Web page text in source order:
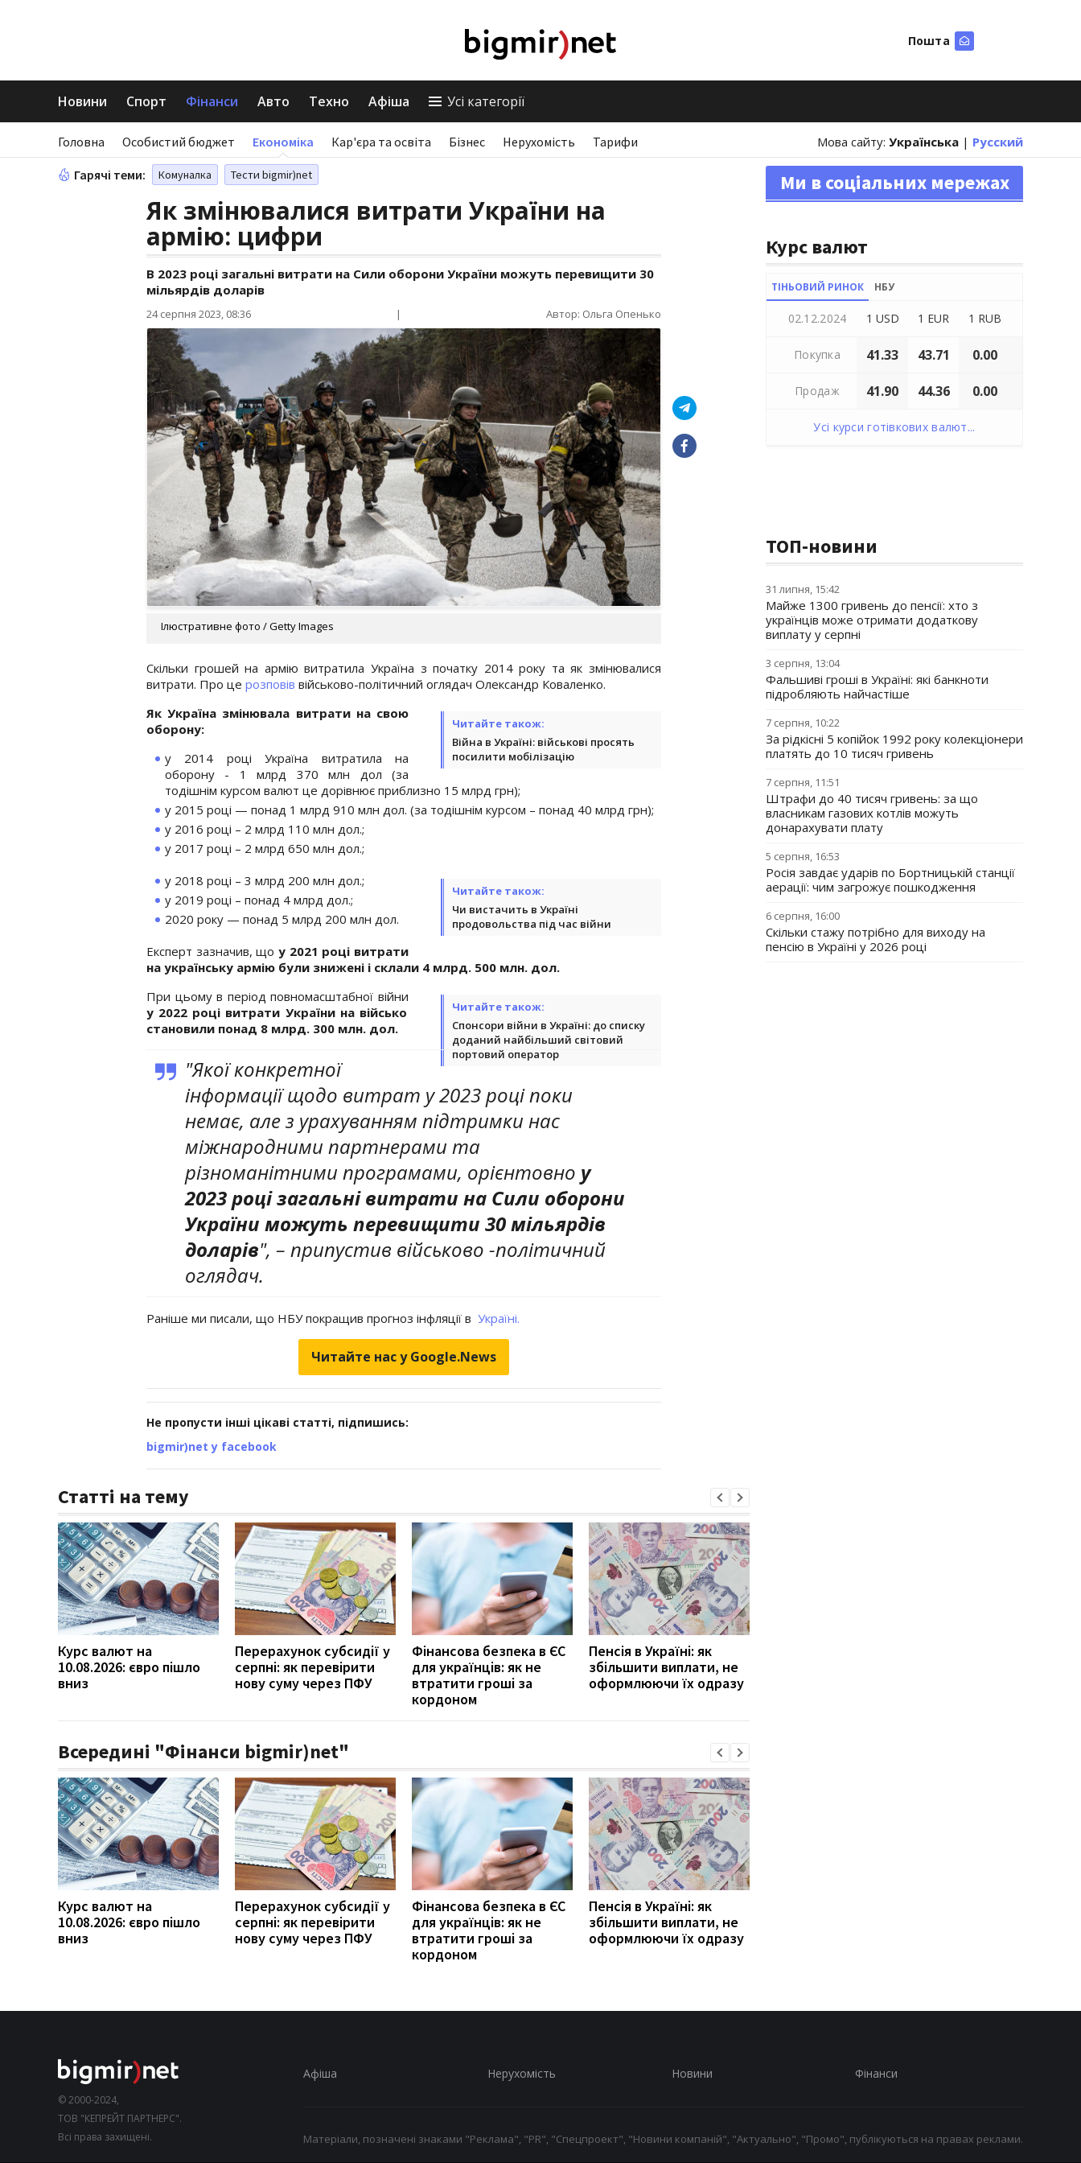
Пошта
Новини Спорт Фінанси Авто Техно Афіша Усі категорії
Головна Особистий бюджет Економіка Кар'єра та освіта Бізнес Нерухомість Тарифи Мова сайту: Українська | Русский
Гарячі теми: Комуналка Тести bigmir)net
Як змінювалися витрати України на
армію: цифри
В 2023 році загальні витрати на Сили оборони України можуть перевищити 30
мільярдів доларів
24 серпня 2023, 08:36 | Автор: Ольга Опенько
Ілюстративне фото / Getty Images
Скільки грошей на армію витратила Україна з початку 2014 року та як змінювалися
витрати. Про це розповів військово-політичний оглядач Олександр Коваленко.
Читайте також:
Війна в Україні: військові просять
посилити мобілізацію
Як Україна змінювала витрати на свою
оборону:
у 2014 році Україна витратила на
оборону - 1 млрд 370 млн дол (за
тодішнім курсом валют це дорівнює приблизно 15 млрд грн);
у 2015 році — понад 1 млрд 910 млн дол. (за тодішнім курсом – понад 40 млрд грн);
у 2016 році – 2 млрд 110 млн дол.;
у 2017 році – 2 млрд 650 млн дол.;
Читайте також:
Чи вистачить в Україні
продовольства під час війни
у 2018 році – 3 млрд 200 млн дол.;
у 2019 році – понад 4 млрд дол.;
2020 року — понад 5 млрд 200 млн дол.
Експерт зазначив, що у 2021 році витрати
на українську армію були знижені і склали 4 млрд. 500 млн. дол.
Читайте також:
Спонсори війни в Україні: до списку
доданий найбільший світовий
портовий оператор
При цьому в період повномасштабної війни
у 2022 році витрати України на військо
становили понад 8 млрд. 300 млн. дол.
"Якої конкретної
інформації щодо витрат у 2023 році поки
немає, але з урахуванням підтримки нас
міжнародними партнерами та
різноманітними програмами, орієнтовно у
2023 році загальні витрати на Сили оборони
України можуть перевищити 30 мільярдів
доларів", – припустив військово -політичний
оглядач.
Раніше ми писали, що НБУ покращив прогноз інфляції в Україні.
Читайте нас у Google.News
Не пропусти інші цікаві статті, підпишись:
bigmir)net у facebook
Статті на тему
Курс валют на
10.08.2026: євро пішло
вниз
Перерахунок субсидії у
серпні: як перевірити
нову суму через ПФУ
Фінансова безпека в ЄС
для українців: як не
втратити гроші за
кордоном
Пенсія в Україні: як
збільшити виплати, не
оформлюючи їх одразу
Всередині "Фінанси bigmir)net"
Курс валют на
10.08.2026: євро пішло
вниз
Перерахунок субсидії у
серпні: як перевірити
нову суму через ПФУ
Фінансова безпека в ЄС
для українців: як не
втратити гроші за
кордоном
Пенсія в Україні: як
збільшити виплати, не
оформлюючи їх одразу
Ми в соціальних мережах
Курс валют
ТІНЬОВИЙ РИНОК НБУ
02.12.2024 1 USD 1 EUR 1 RUB
Покупка 41.33 43.71 0.00
Продаж 41.90 44.36 0.00
Усі курси готівкових валют...
ТОП-новини
31 липня, 15:42
Майже 1300 гривень до пенсії: хто з
українців може отримати додаткову
виплату у серпні
3 серпня, 13:04
Фальшиві гроші в Україні: які банкноти
підробляють найчастіше
7 серпня, 10:22
За рідкісні 5 копійок 1992 року колекціонери
платять до 10 тисяч гривень
7 серпня, 11:51
Штрафи до 40 тисяч гривень: за що
власникам газових котлів можуть
донарахувати плату
5 серпня, 16:53
Росія завдає ударів по Бортницькій станції
аерації: чим загрожує пошкодження
6 серпня, 16:00
Скільки стажу потрібно для виходу на
пенсію в Україні у 2026 році
© 2000-2024,
ТОВ "КЕПРЕЙТ ПАРТНЕРС".
Всі права захищені.
Афіша Нерухомість Новини Фінанси
Матеріали, позначені знаками "Реклама", "PR", "Спецпроект", "Новини компаній", "Актуально", "Промо", публікуються на правах реклами.